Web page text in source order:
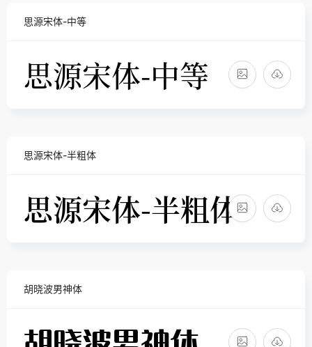
思源宋体-中等
思源宋体-半粗体
胡晓波男神体